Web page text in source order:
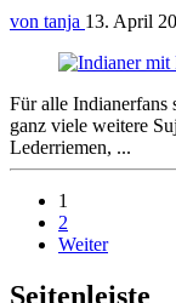
von tanja 13. April
Für alle Indianerfans
ganz viele weitere
Lederriemen, ...
1
2
Weiter
Seitenleiste